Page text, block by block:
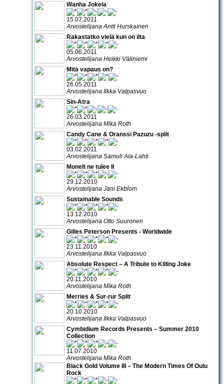
Wanha Jokela
15.07.2011
Arvostelijana Antti Hurskainen
Rakastatko vielä kun on ilta
05.06.2011
Arvostelijana Heikki Väliniemi
Mitä vapaus on?
26.05.2011
Arvostelijana Ilkka Valpasvuo
Sin-Atra
26.03.2011
Arvostelijana Mika Roth
Candy Cane & Oranssi Pazuzu -split
03.02.2011
Arvostelijana Samuli Ala-Lahti
Monelt ne tulee II
29.12.2010
Arvostelijana Jani Ekblom
Sustainable Sounds
13.12.2010
Arvostelijana Otto Suuronen
Gilles Peterson Presents - Worldwide
23.11.2010
Arvostelijana Ilkka Valpasvuo
Absolute Respect – A Tribute to Killing Joke
20.11.2010
Arvostelijana Mika Roth
Merries & Sur-rur Split
20.10.2010
Arvostelijana Ilkka Valpasvuo
Cymbidium Records Presents – Summer 2010
Collection
11.07.2010
Arvostelijana Mika Roth
Black Gold Volume III – The Modern Times Of Oulu
Rock